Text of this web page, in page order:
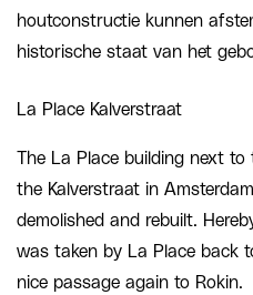
houtconstructie kunnen
historische staat van het
La Place Kalverstraat
The La Place building next
the Kalverstraat in
demolished and rebuilt.
was taken by La Place back
nice passage again to Rokin.